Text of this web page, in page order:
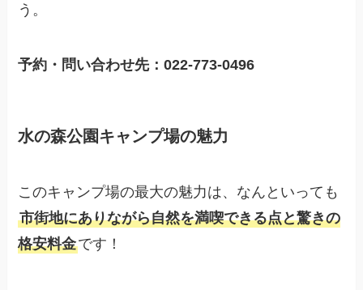
う。
予約・問い合わせ先：022-773-0496
水の森公園キャンプ場の魅力
このキャンプ場の最大の魅力は、なんといっても
市街地にありながら自然を満喫できる点と驚きの
格安料金です！